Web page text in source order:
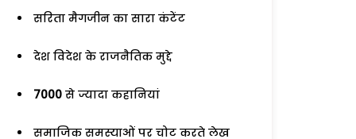
सरिता मैगजीन का सारा कंटेंट
देश विदेश के राजनैतिक मुद्दे
7000 से ज्यादा कहानियां
समाजिक समस्याओं पर चोट करते लेख